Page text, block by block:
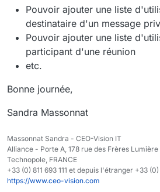
Pouvoir ajouter une liste
destinataire d'un message
Pouvoir ajouter une liste
participant d'une réunion
etc.
Bonne journée,
Sandra Massonnat
Massonnat Sandra - CEO-Vision IT
Alliance - Porte A, 178 rue des Frères
Technopole, FRANCE
+33 (0) 811 693 111 et depuis l'étranger +33
https://www.ceo-vision.com